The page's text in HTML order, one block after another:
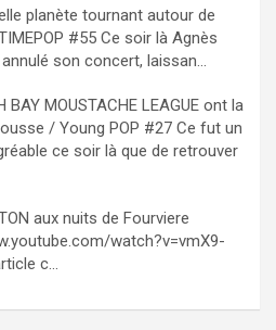
planète tournant autour de
#55 Ce soir là Agnès
son concert, laissan...
BAY MOUSTACHE LEAGUE ont la
/ Young POP #27 Ce fut un
ce soir là que de retrouver
aux nuits de Fourviere
watch?v=vmX9-
c...